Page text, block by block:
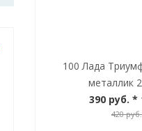
100 Лада
металлик
390 руб. *
420 руб.